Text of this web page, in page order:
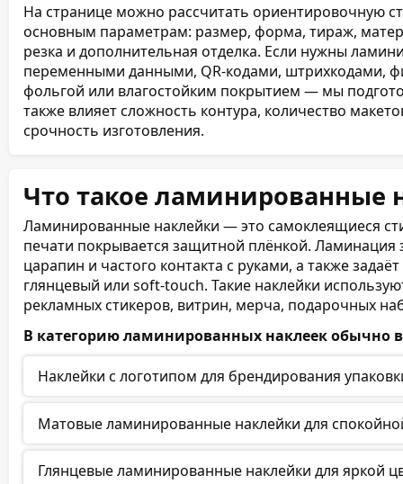
На странице можно рассчитать ориентировочную
основным параметрам: размер, форма, тираж,
резка и дополнительная отделка. Если нужны
переменными данными, QR-кодами, штрихкодами,
фольгой или влагостойким покрытием — мы
также влияет сложность контура, количество
срочность изготовления.
Что такое ламинированные
Ламинированные наклейки — это самоклеящиеся
печати покрывается защитной плёнкой.
царапин и частого контакта с руками, а также
глянцевый или soft-touch. Такие наклейки
рекламных стикеров, витрин, мерча, подарочных
В категорию ламинированных наклеек обычно
Наклейки с логотипом для брендирования
Матовые ламинированные наклейки для
Глянцевые ламинированные наклейки для яркой